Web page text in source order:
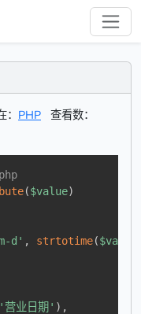
PHP 查看数：
($value)
d' , strtotime($value
'营业日期' ) ,